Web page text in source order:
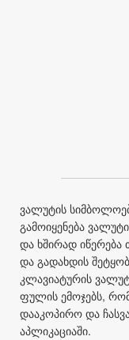
ვალუტის
გამოიყენება
და ხშირად იწერება
და გადახდის
კლავიატურის
ფულის ემოჯებს,
დააკოპირო და
აპლიკაციაში.